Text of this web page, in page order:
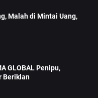
Malah di Mintai Uang,
GLOBAL Penipu,
Beriklan